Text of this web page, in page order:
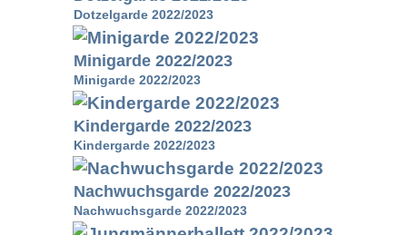
Dotzelgarde 2022/2023
Minigarde 2022/2023
Minigarde 2022/2023
Kindergarde 2022/2023
Kindergarde 2022/2023
Nachwuchsgarde 2022/2023
Nachwuchsgarde 2022/2023